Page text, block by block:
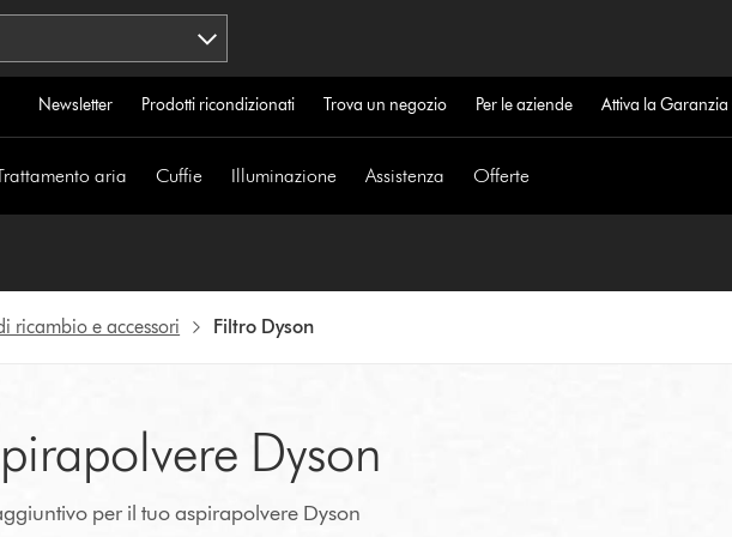
Newsletter Prodotti ricondizionati Trova un negozio Per le aziende Attiva la
aria Cuffie Illuminazione Assistenza Offerte
ricambio e accessori Filtro Dyson
Dyson
per il tuo aspirapolvere Dyson